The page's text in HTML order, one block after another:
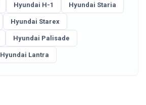
Hyundai H-1 Hyundai Staria
Hyundai Starex
Hyundai Palisade
Hyundai Lantra